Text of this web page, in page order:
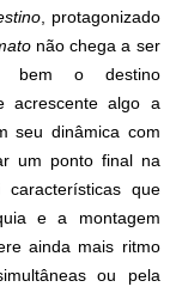
, protagonizado
não chega a ser
bem o destino
acrescente algo a
seu dinâmica com
um ponto final na
que
e a montagem
ainda mais ritmo
ou pela